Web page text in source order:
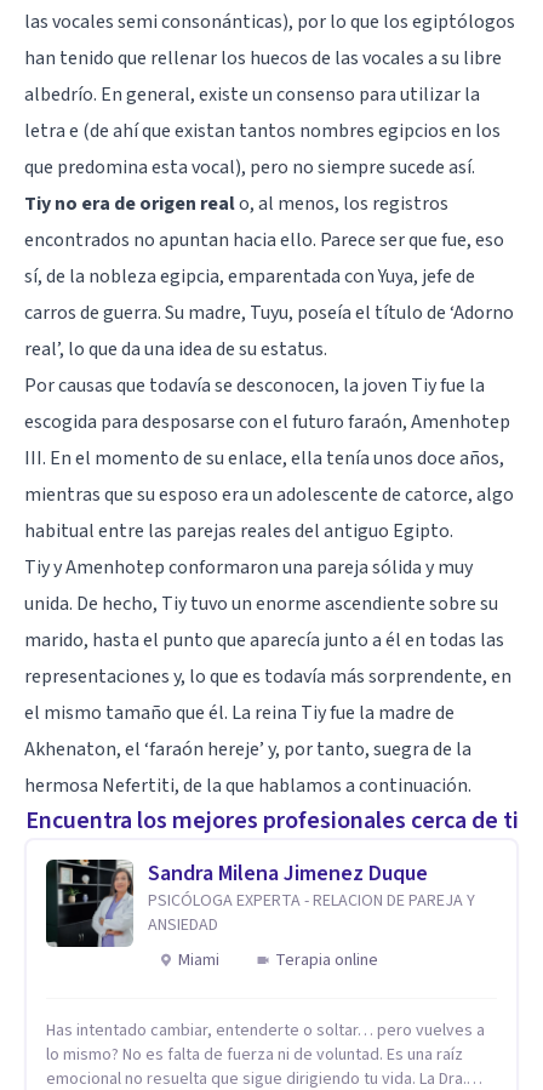
las vocales semi consonánticas), por lo que los egiptólogos
han tenido que rellenar los huecos de las vocales a su libre
albedrío. En general, existe un consenso para utilizar la
letra e (de ahí que existan tantos nombres egipcios en los
que predomina esta vocal), pero no siempre sucede así.
Tiy no era de origen realo, al menos, los registros
encontrados no apuntan hacia ello. Parece ser que fue, eso
sí, de la nobleza egipcia, emparentada con Yuya, jefe de
carros de guerra. Su madre, Tuyu, poseía el título de ‘Adorno
real’, lo que da una idea de su estatus.
Por causas que todavía se desconocen, la joven Tiy fue la
escogida para desposarse con el futuro faraón, Amenhotep
III. En el momento de su enlace, ella tenía unos doce años,
mientras que su esposo era un adolescente de catorce, algo
habitual entre las parejas reales del antiguo Egipto.
Tiy y Amenhotep conformaron una pareja sólida y muy
unida. De hecho, Tiy tuvo un enorme ascendiente sobre su
marido, hasta el punto que aparecía junto a él en todas las
representaciones y, lo que es todavía más sorprendente, en
el mismo tamaño que él. La reina Tiy fue la madre de
Akhenaton, el ‘faraón hereje’ y, por tanto, suegra de la
hermosa Nefertiti, de la que hablamos a continuación.
Encuentra los mejores profesionales cerca de ti
Sandra Milena Jimenez Duque
PSICÓLOGA EXPERTA - RELACION DE PAREJA Y
ANSIEDAD
Miami
Terapia online
Has intentado cambiar, entenderte o soltar… pero vuelves a
lo mismo? No es falta de fuerza ni de voluntad. Es una raíz
emocional no resuelta que sigue dirigiendo tu vida. La Dra.